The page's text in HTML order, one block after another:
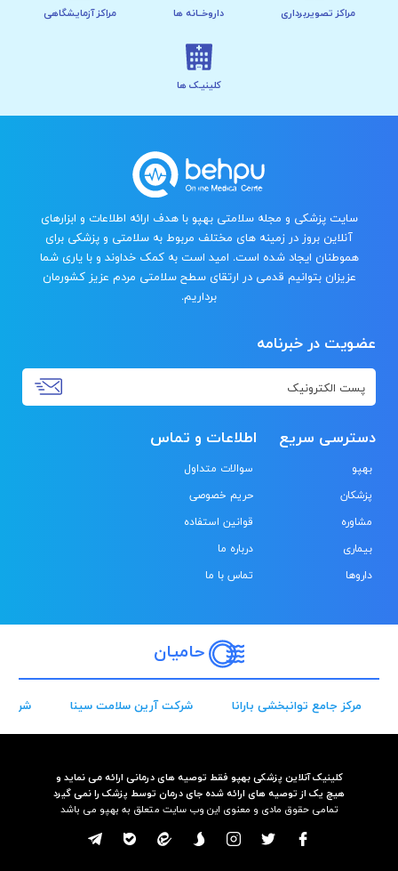
مراکز تصویربرداری داروخــانه ها مراکز آزمایشگاهی
کلینیـک ها
سایت پزشکی و مجله سلامتی بهپو با هدف ارائه اطلاعات و ابزارهای
آنلاین بروز در زمینه های مختلف مربوط به سلامتی و پزشکی برای
هموطنان ایجاد شده است. امید است به کمک خداوند و با یاری شما
عزیزان بتوانیم قدمی در ارتقای سطح سلامتی مردم عزیز کشورمان
برداریم.
عضویت در خبرنامه
دسترسی سریع
بهپو
پزشکان
مشاوره
بیماری
داروها
اطلاعات و تماس
سوالات متداول
حریم خصوصی
قوانین استفاده
درباره ما
تماس با ما
حامیان
مرکز جامع توانبخشی بارانا شرکت آرین سلامت سینا شرکت
کلینیک آنلاین پزشکی بهپو فقط توصیه های درمانی ارائه می نماید و
هیچ یک از توصیه های ارائه شده جای درمان توسط پزشک را نمی گیرد
تمامی حقوق مادی و معنوی این وب سایت متعلق به بهپو می باشد